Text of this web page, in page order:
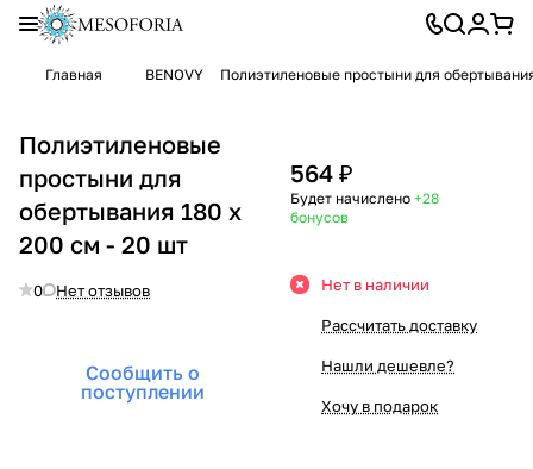
Главная BENOVY Полиэтиленовые простыни для
Полиэтиленовые
простыни для
обертывания 180 х
200 см - 20 шт
0 Нет отзывов
Сообщить о
поступлении
564 ₽
Будет начислено +28
бонусов
Нет в наличии
Рассчитать доставку
Нашли дешевле?
Хочу в подарок